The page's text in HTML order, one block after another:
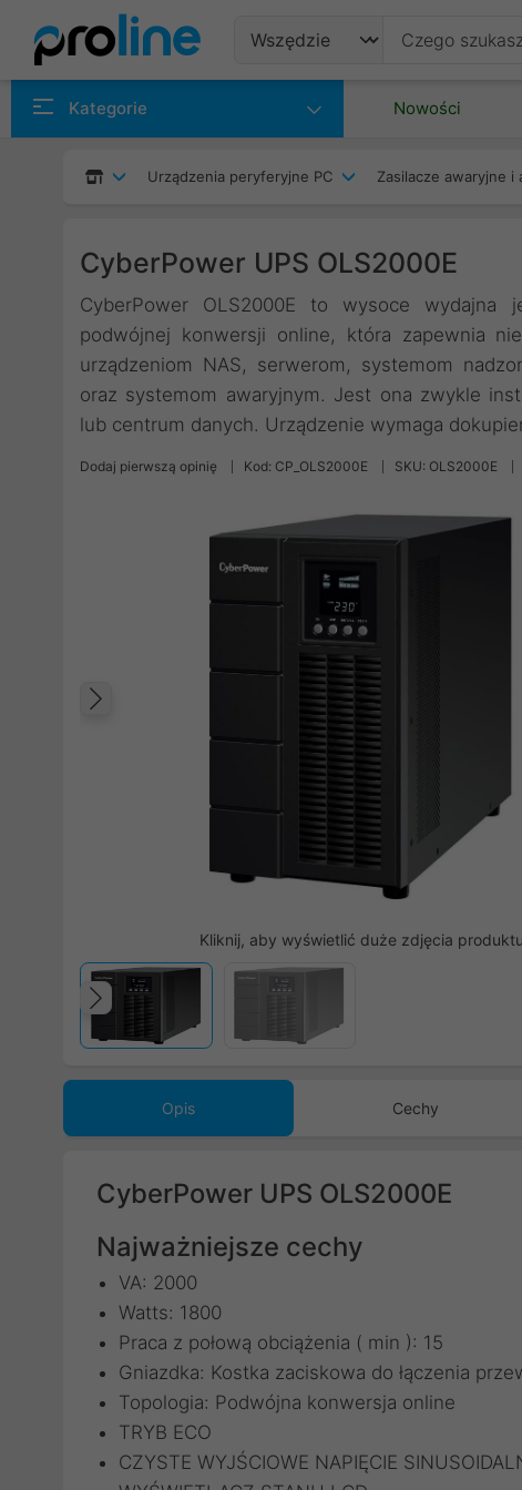
Kategorie Nowości
Urządzenia peryferyjne PC Zasilacze awaryjne i
CyberPower UPS OLS2000E
CyberPower OLS2000E to wysoce wydajna
podwójnej konwersji online, która zapewnia
urządzeniom NAS, serwerom, systemom
oraz systemom awaryjnym. Jest ona zwykle
lub centrum danych. Urządzenie wymaga
Dodaj pierwszą opinię Kod: CP_OLS2000E SKU: OLS2000E
Kliknij, aby wyświetlić duże zdjęcia produktu
Poprzedni
Opis Cechy
CyberPower UPS OLS2000E
Najważniejsze cechy
VA: 2000
Watts: 1800
Praca z połową obciążenia ( min ): 15
Gniazdka: Kostka zaciskowa do łączenia
Topologia: Podwójna konwersja online
TRYB ECO
CZYSTE WYJŚCIOWE NAPIĘCIE